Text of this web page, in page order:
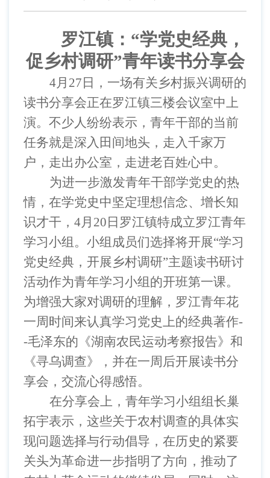
罗江镇： “学党史经典，
促乡村调研”青年读书分享会
4月27日，一场有关乡村振兴调研的
读书分享会正在罗江镇三楼会议室中上
演。不少人纷纷表示，青年干部的当前
任务就是深入田间地头，走入千家万
户，走出办公室，走进老百姓心中。
为进一步激发青年干部学党史的热
情，在学党史中坚定理想信念、增长知
识才干， 4月20日 罗江镇特成立罗江青年
学习小组。小组成员们选择将开展“学习
党史经典，开展乡村调研”主题读书研讨
活动作为青年学习小组的开班第一课。
为增强大家对调研的理解，罗江青年花
一周时间来认真学习党史上的经典著作-
-毛泽东的《湖南农民运动考察报告》和
《寻乌调查》，并在一周后开展读书分
享会，交流心得感悟。
在分享会上，青年学习小组组长巢
拓宇表示， 这些关于农村调查的具体实
现问题选择与行动倡导，在历史的紧要
关头为革命进一步指明了方向，推动了